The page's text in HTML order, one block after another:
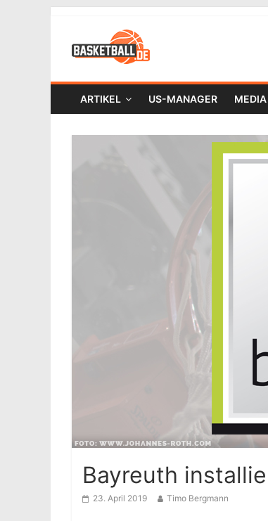
ARTIKEL US-MANAGER MEDIA
Bayreuth
23. April 2019 Timo Bergmann